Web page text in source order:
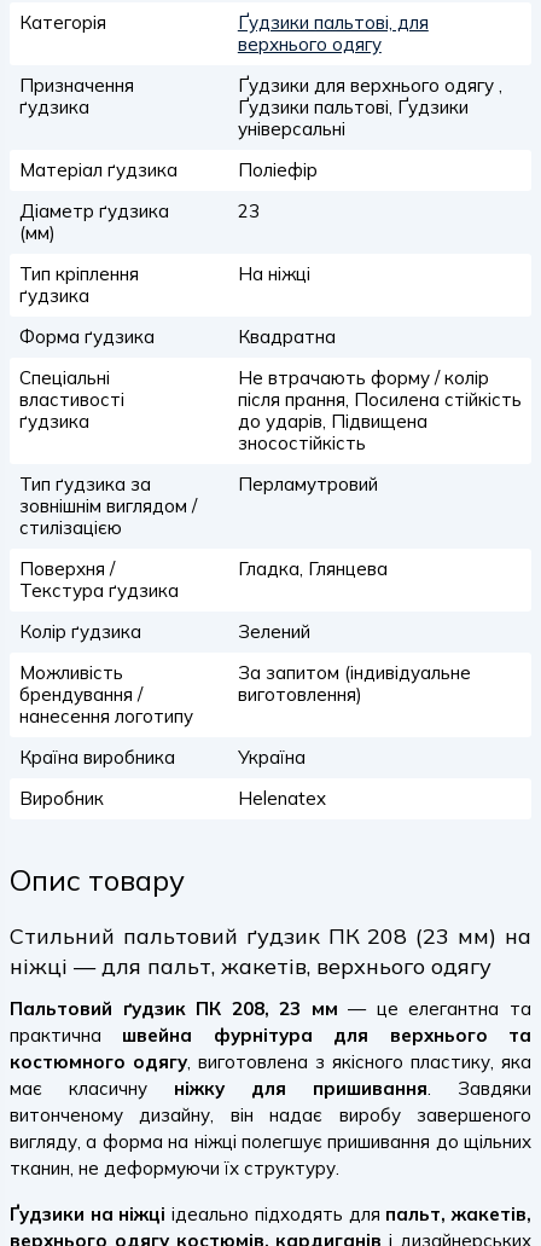
Категорія
Ґудзики пальтові, для
верхнього одягу
Призначення
ґудзика
Ґудзики для верхнього одягу ,
Ґудзики пальтові, Ґудзики
універсальні
Матеріал ґудзика
Поліефір
Діаметр ґудзика
(мм)
23
Тип кріплення
ґудзика
На ніжці
Форма ґудзика
Квадратна
Спеціальні
властивості
ґудзика
Не втрачають форму / колір
після прання, Посилена стійкість
до ударів, Підвищена
зносостійкість
Тип ґудзика за
зовнішнім виглядом /
стилізацією
Перламутровий
Поверхня /
Текстура ґудзика
Гладка, Глянцева
Колір ґудзика
Зелений
Можливість
брендування /
нанесення логотипу
За запитом (індивідуальне
виготовлення)
Країна виробника
Україна
Виробник
Helenatex
Опис товару
Стильний пальтовий ґудзик ПК 208 (23 мм) на
ніжці — для пальт, жакетів, верхнього одягу
Пальтовий ґудзик ПК 208, 23 мм — це елегантна та
практична швейна фурнітура для верхнього та
костюмного одягу, виготовлена з якісного пластику, яка
має класичну ніжку для пришивання. Завдяки
витонченому дизайну, він надає виробу завершеного
вигляду, а форма на ніжці полегшує пришивання до щільних
тканин, не деформуючи їх структуру.
Ґудзики на ніжці ідеально підходять для пальт, жакетів,
верхнього одягу костюмів, кардиганів і дизайнерських